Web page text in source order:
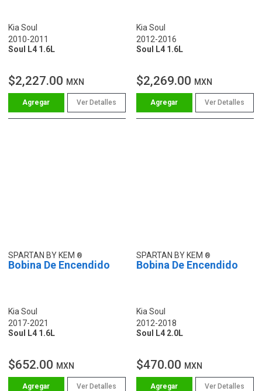
Kia Soul
2010-2011
Soul L4 1.6L
$2,227.00 MXN
Ver Detalles
Kia Soul
2012-2016
Soul L4 1.6L
$2,269.00 MXN
Ver Detalles
SPARTAN BY KEM
Bobina De Encendido
Kia Soul
2017-2021
Soul L4 1.6L
$652.00 MXN
Ver Detalles
SPARTAN BY KEM
Bobina De Encendido
Kia Soul
2012-2018
Soul L4 2.0L
$470.00 MXN
Ver Detalles